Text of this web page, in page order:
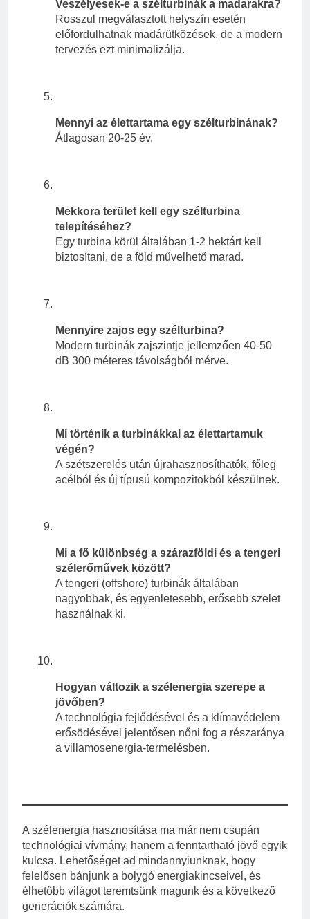
Veszélyesek-e a szélturbinák a madarakra?
Rosszul megválasztott helyszín esetén
előfordulhatnak madárütközések, de a modern
tervezés ezt minimalizálja.
Mennyi az élettartama egy szélturbinának?
Átlagosan 20-25 év.
Mekkora terület kell egy szélturbina
telepítéséhez?
Egy turbina körül általában 1-2 hektárt kell
biztosítani, de a föld művelhető marad.
Mennyire zajos egy szélturbina?
Modern turbinák zajszintje jellemzően 40-50
dB 300 méteres távolságból mérve.
Mi történik a turbinákkal az élettartamuk
végén?
A szétszerelés után újrahasznosíthatók, főleg
acélból és új típusú kompozitokból készülnek.
Mi a fő különbség a szárazföldi és a tengeri
szélerőművek között?
A tengeri (offshore) turbinák általában
nagyobbak, és egyenletesebb, erősebb szelet
használnak ki.
Hogyan változik a szélenergia szerepe a
jövőben?
A technológia fejlődésével és a klímavédelem
erősödésével jelentősen nőni fog a részaránya
a villamosenergia-termelésben.
A szélenergia hasznosítása ma már nem csupán
technológiai vívmány, hanem a fenntartható jövő egyik
kulcsa. Lehetőséget ad mindannyiunknak, hogy
felelősen bánjunk a bolygó energiakincseivel, és
élhetőbb világot teremtsünk magunk és a következő
generációk számára.